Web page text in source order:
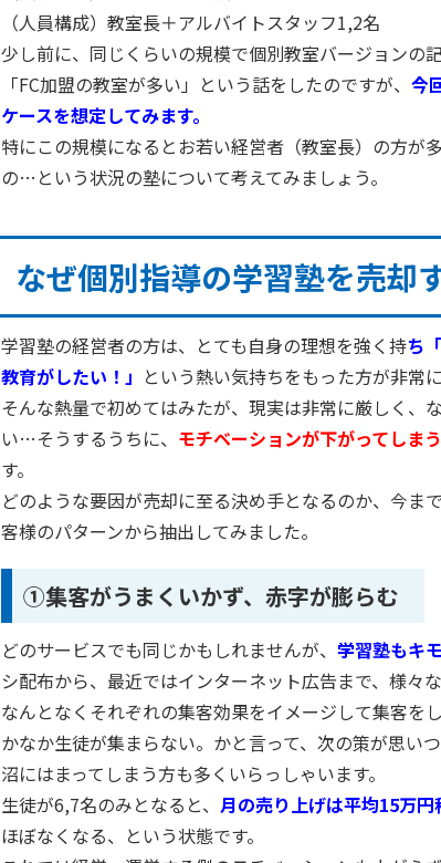
（人員構成）教室長＋アルバイトスタッフ1,2名
少し前に、同じくらいの規模で個別教室バージョンの
「FC加盟の教室が多い」という話をしたのですが、 今
ケースを想定してみます。
特にこの規模になるとお若い経営者（教室長）の方が
の… という状況の塾について考えてみましょう。
なぜ個別指導の学習塾を売却
学習塾の経営者の方は、とても自身の理想を強く持ち
教育がしたい！」 という熱い気持ちをもった方が非常
そんな熱量で初めてはみたが、現実は非常に厳しく、
い…そうするうちに、 モチベーションが下がってしまう
す。
どのような要因が売却に至る決め手となるのか、今ま
客様のパターンから抽出してみました。
①集客がうまくいかず、赤字が膨らむ
どのサービスでも同じかもしれませんが、 学習塾もキ
シ配布から、最近ではインターネット広告まで、様々な
なんとなくそれぞれの集客効果をイメージして集客を
かなか生徒が集まらない。かと言って、次の策が思い
沼にはまってしまう方も多くいらっしゃいます。
生徒が6,7名のみとなると、 月の売り上げは平均15万円
ほぼなくなる、という状態です。